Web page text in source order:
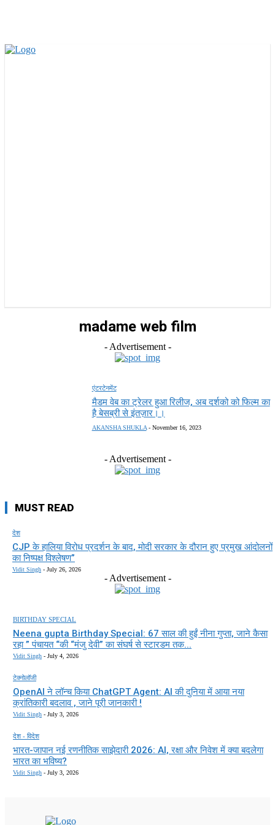
madame web film
- Advertisement -
एंटरटेनमेंट
मैडम वेब का ट्रेलर हुआ रिलीज, अब दर्शको को फिल्म का
है बेसब्री से इंतज़ार।।
AKANSHA SHUKLA - November 16, 2023
- Advertisement -
MUST READ
देश
CJP के हालिया विरोध प्रदर्शन के बाद, मोदी सरकार के दौरान हुए प्रमुख आंदोलनों
का निष्पक्ष विश्लेषण”
Vidit Singh - July 26, 2026
- Advertisement -
BIRTHDAY SPECIAL
Neena gupta Birthday Special: 67 साल की हुईं नीना गुप्ता, जाने कैसा
रहा ” पंचायत “की “मंजु देवी” का संघर्ष से स्टारडम तक...
Vidit Singh - July 4, 2026
टेक्नोलॉजी
OpenAI ने लॉन्च किया ChatGPT Agent: AI की दुनिया में आया नया
क्रांतिकारी बदलाव , जाने पूरी जानकारी !
Vidit Singh - July 3, 2026
देश - विदेश
भारत-जापान नई रणनीतिक साझेदारी 2026: AI, रक्षा और निवेश में क्या बदलेगा
भारत का भविष्य?
Vidit Singh - July 3, 2026